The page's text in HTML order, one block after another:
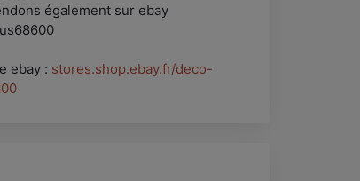
également sur ebay
ebay : stores.shop.ebay.fr/deco-